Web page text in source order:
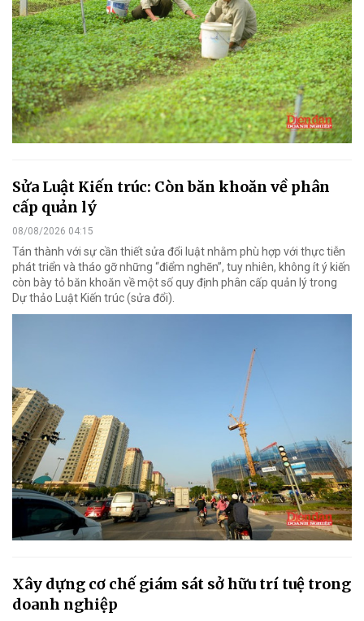
Sửa Luật Kiến trúc: Còn băn khoăn về phân
cấp quản lý
08/08/2026 04:15
Tán thành với sự cần thiết sửa đổi luật nhằm phù hợp với thực tiễn
phát triển và tháo gỡ những “điểm nghẽn”, tuy nhiên, không ít ý kiến
còn bày tỏ băn khoăn về một số quy định phân cấp quản lý trong
Dự thảo Luật Kiến trúc (sửa đổi).
Xây dựng cơ chế giám sát sở hữu trí tuệ trong
doanh nghiệp